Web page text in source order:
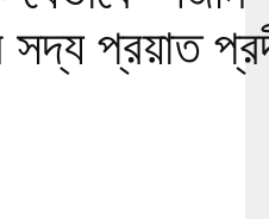
সদ্য প্রয়াত